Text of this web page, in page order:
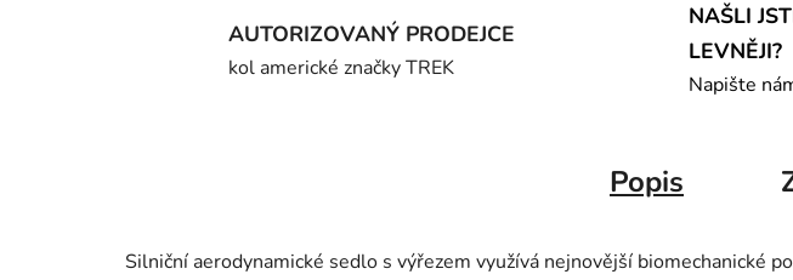
AUTORIZOVANÝ PRODEJCE
kol americké značky TREK
NAŠLI
LEVNĚJI?
Napište
Popis
Silniční aerodynamické sedlo s výřezem využívá nejnovější biomechanické